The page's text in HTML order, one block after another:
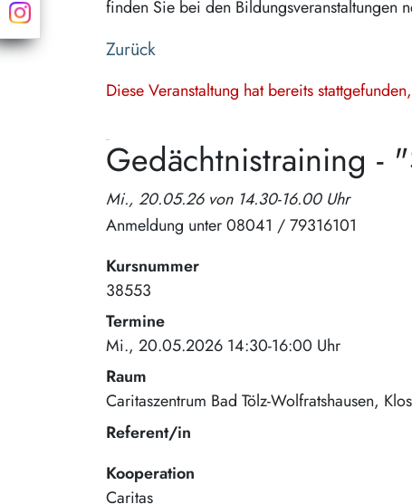
finden Sie bei den Bildungsveranstaltungen
Zurück
Diese Veranstaltung hat bereits
Gedächtnistraining -
Mi., 20.05.26 von 14.30-16.00 Uhr
Anmeldung unter 08041 / 79316101
Kursnummer
38553
Termine
Mi., 20.05.2026 14:30-16:00 Uhr
Raum
Caritaszentrum Bad Tölz-Wolfratshausen
Referent/in
Kooperation
Caritas